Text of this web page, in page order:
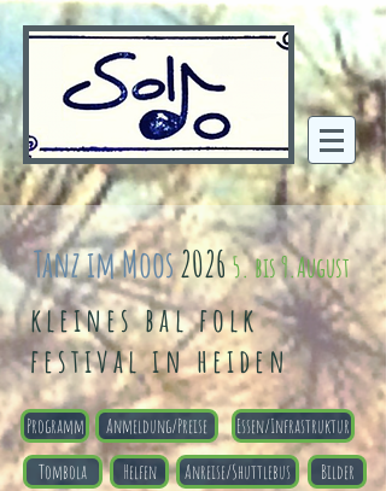
Tanz im Moos20265. bis 9.August
kleines bal folk
festival in heiden
Programm Anmeldung/Preise
Essen/Infrastruktur
Tombola
Helfen Anreise/Shuttlebus Bilder